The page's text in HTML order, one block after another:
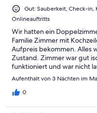
Ungenügend
Gut: Sauberkeit, Check-
Onlineauftritts
Wir hatten ein
Familie Zimmer mit
Aufpreis bekommen. Alles
Zustand. Zimmer war gut
funktioniert und war nicht
Aufenthalt von 3 Nächten im
0